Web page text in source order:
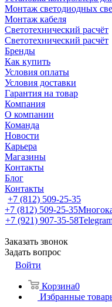
Монтаж светодиодных
Монтаж кабеля
Светотехнический расчёт
Светотехнический расчёт
Бренды
Как купить
Условия оплаты
Условия доставки
Гарантия на товар
Компания
О компании
Команда
Новости
Карьера
Магазины
Контакты
Блог
Контакты
+7 (812) 509-25-35
+7 (812) 509-25-35
+7 (921) 907-35-58
Заказать звонок
Задать вопрос
Войти
Корзина0
Избранные